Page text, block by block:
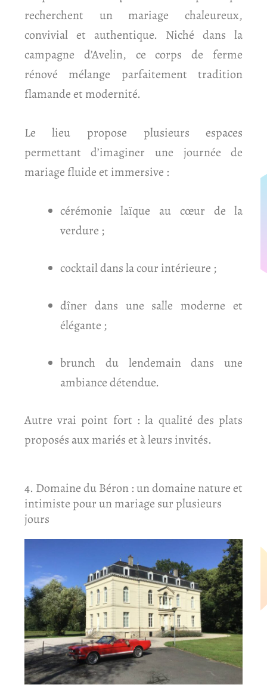
recherchent un mariage chaleureux,
convivial et authentique. Niché dans la
campagne d’Avelin, ce corps de ferme
rénové mélange parfaitement tradition
flamande et modernité.
Le lieu propose plusieurs espaces
permettant d’imaginer une journée de
mariage fluide et immersive :
cérémonie laïque au cœur de la
verdure ;
cocktail dans la cour intérieure ;
dîner dans une salle moderne et
élégante ;
brunch du lendemain dans une
ambiance détendue.
Autre vrai point fort : la qualité des plats
proposés aux mariés et à leurs invités.
4. Domaine du Béron : un domaine nature et
intimiste pour un mariage sur plusieurs
jours